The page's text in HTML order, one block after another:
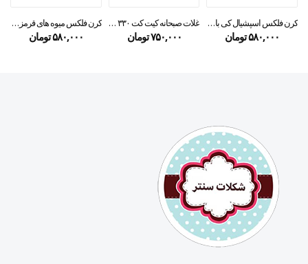
کرن فلکس اسپشیال کی با شکلات تلخ special K
۵۸۰,۰۰۰تومان
غلات صبحانه کیت کت ۳۳۰ گرمی
۷۵۰,۰۰۰تومان
کرن فلکس میوه های قرمز کلاگز
۵۸۰,۰۰۰تومان